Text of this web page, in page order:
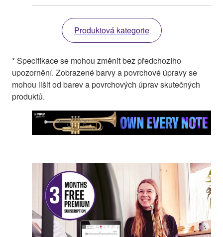
Produktová kategorie
* Specifikace se mohou změnit bez předchozího
upozornění. Zobrazené barvy a povrchové úpravy se
mohou lišit od barev a povrchových úprav skutečných
produktů.